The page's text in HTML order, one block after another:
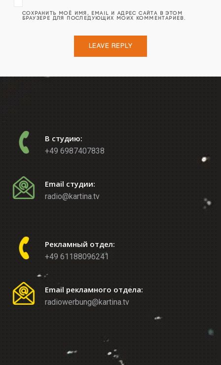
СОХРАНИТЬ МОЁ ИМЯ, EMAIL И АДРЕС САЙТА В ЭТОМ
БРАУЗЕРЕ ДЛЯ ПОСЛЕДУЮЩИХ МОИХ КОММЕНТАРИЕВ.
В студию:
+49 6987407838
Email студии:
radio@kartina.tv
Рекламный отдел:
+49 61188096241
Email рекламного отдела:
radiowerbung@kartina.tv